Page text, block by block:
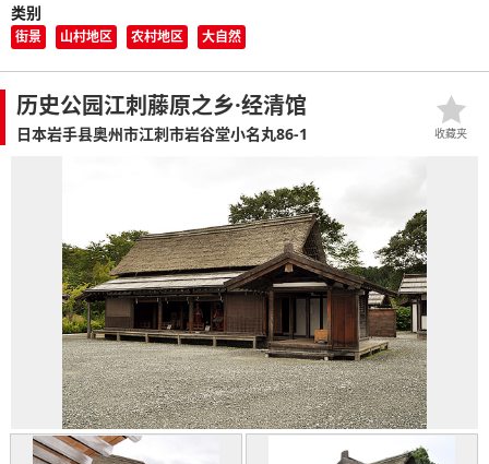
类别
街景 山村地区 农村地区 大自然
历史公园江刺藤原之乡·经清馆
日本岩手县奥州市江刺市岩谷堂小名丸86-1 收藏夹